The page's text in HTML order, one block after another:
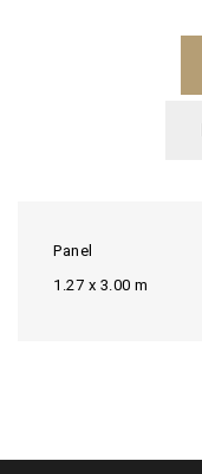
Panel
1.27 x 3.00 m